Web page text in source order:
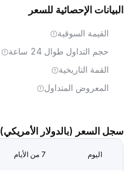
البيانات الإحصائية للسعر
القيمة السوقية
حجم التداول طوال 24 ساعة
القمة التاريخية
المعروض المتداول
سجل السعر (بالدولار الأمريكي)
اليوم 7 من الأيام